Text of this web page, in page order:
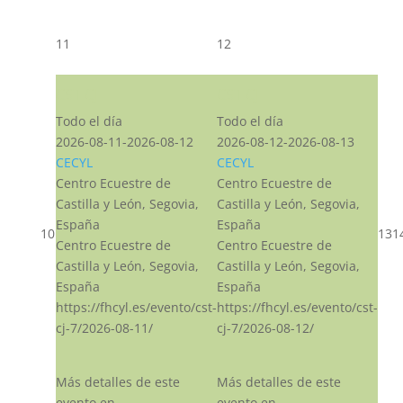
10
11
Todo el día
2026-08-11-2026-08-12
CECYL
Centro Ecuestre de
Castilla y León, Segovia,
España
Centro Ecuestre de
Castilla y León, Segovia,
España
https://fhcyl.es/evento/cst-
cj-7/2026-08-11/
Más detalles de este
12
Todo el día
2026-08-12-2026-08-13
CECYL
Centro Ecuestre de
Castilla y León, Segovia,
España
Centro Ecuestre de
Castilla y León, Segovia,
España
https://fhcyl.es/evento/cst-
cj-7/2026-08-12/
Más detalles de este
13